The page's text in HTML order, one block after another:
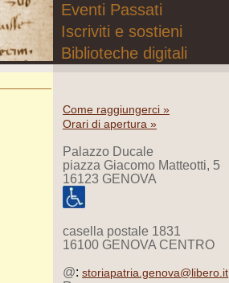
Eventi Passati
Iscriviti e sostieni
Biblioteche digitali
Come raggiungerci »
Orari di apertura »
Palazzo Ducale
piazza Giacomo Matteotti, 5
16123 GENOVA
casella postale 1831
16100 GENOVA CENTRO
@: storiapatria.genova@libero.it